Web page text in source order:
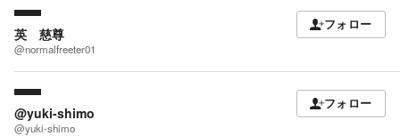
英 慈尊
@normalfreeter01
フォロー
@yuki-shimo
@yuki-shimo
フォロー